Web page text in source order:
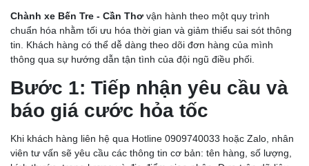
Chành xe Bến Tre - Cần Thơ vận hành theo một quy trình
chuẩn hóa nhằm tối ưu hóa thời gian và giảm thiểu sai sót thông
tin. Khách hàng có thể dễ dàng theo dõi đơn hàng của mình
thông qua sự hướng dẫn tận tình của đội ngũ điều phối.
Bước 1: Tiếp nhận yêu cầu và
báo giá cước hỏa tốc
Khi khách hàng liên hệ qua Hotline 0909740033 hoặc Zalo, nhân
viên tư vấn sẽ yêu cầu các thông tin cơ bản: tên hàng, số lượng,